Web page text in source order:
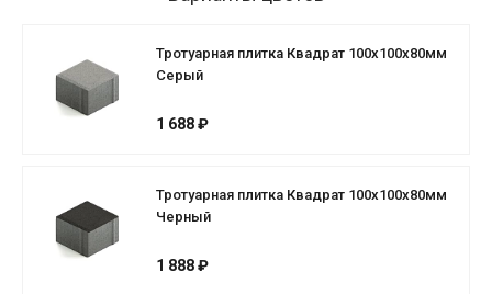
Тротуарная плитка Квадрат 100х100х80мм
Серый
1 688 ₽
Тротуарная плитка Квадрат 100х100х80мм
Черный
1 888 ₽